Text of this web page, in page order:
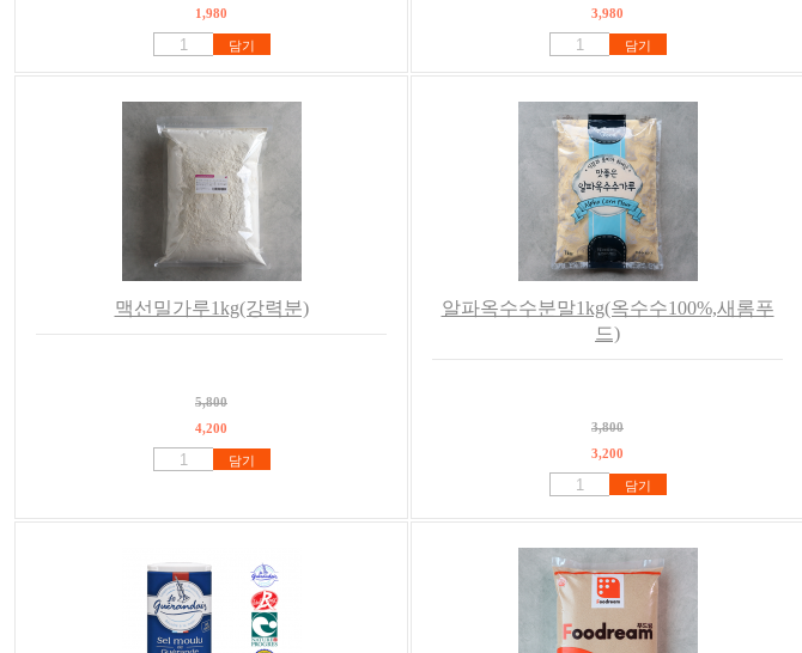
1,980
담기
3,980
담기
맥선밀가루1kg(강력분)
5,800
4,200
담기
알파옥수수분말1kg(옥수수100%,새롬푸
드)
3,800
3,200
담기